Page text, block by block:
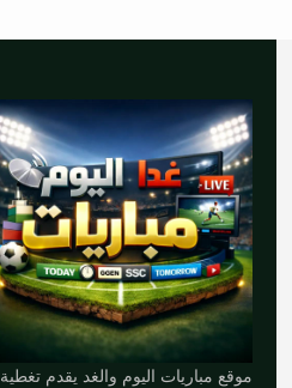
موقع مباريات اليوم والغد يقدم تغطية